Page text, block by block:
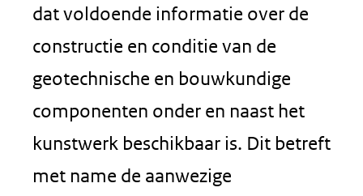
dat voldoende informatie over de
constructie en conditie van de
geotechnische en bouwkundige
componenten onder en naast het
kunstwerk beschikbaar is. Dit betreft
met name de aanwezige